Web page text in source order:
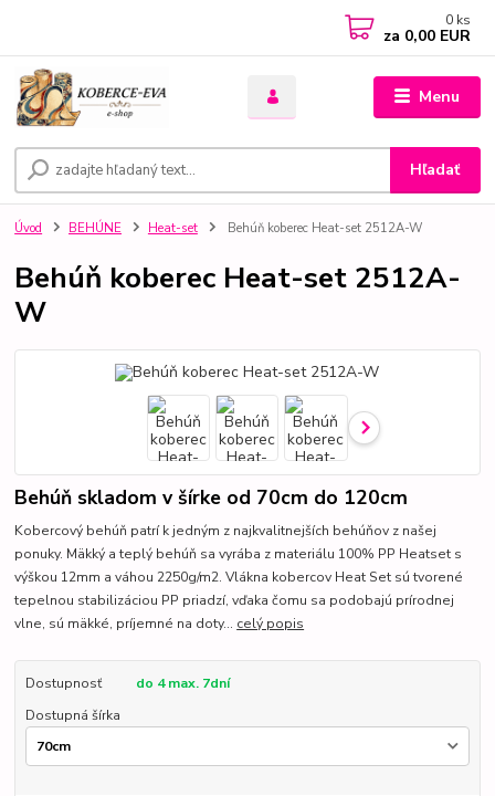
Menu
Hľadať
0 ks
za 0,00 EUR
Úvod BEHÚNE Heat-set Behúň koberec Heat-set 2512A-W
Behúň koberec Heat-set 2512A-
W
Behúň skladom v šírke od 70cm do 120cm
Kobercový behúň patrí k jedným z najkvalitnejších behúňov z našej
ponuky. Mäkký a teplý behúň sa vyrába z materiálu 100% PP Heatset s
výškou 12mm a váhou 2250g/m2. Vlákna kobercov Heat Set sú tvorené
tepelnou stabilizáciou PP priadzí, vďaka čomu sa podobajú prírodnej
vlne, sú mäkké, príjemné na doty... celý popis
Dostupnosť
do 4 max. 7dní
Dostupná šírka